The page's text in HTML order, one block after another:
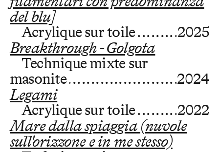
del blu]
Acrylique sur toile 2025
Breakthrough - Golgota
Technique mixte sur
masonite
2024
Legami
Acrylique sur toile 2022
Mare dalla spiaggia (nuvole
sull'orizzone e in me stesso)